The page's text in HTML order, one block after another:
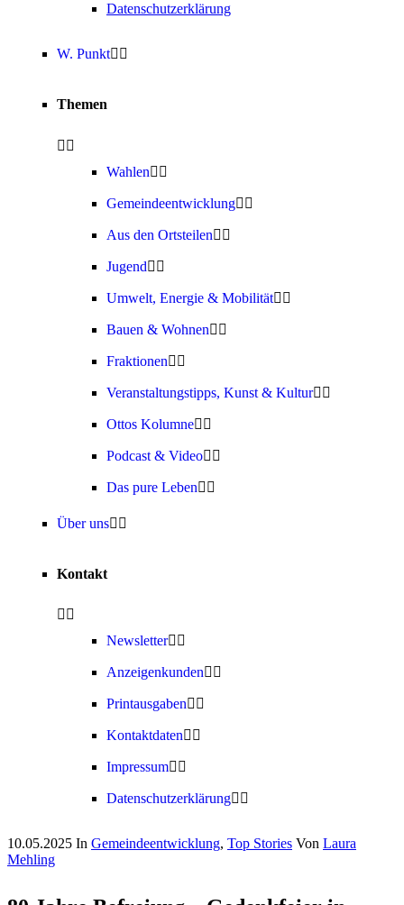
Datenschutzerklärung
W. Punkt
Themen
Wahlen
Gemeindeentwicklung
Aus den Ortsteilen
Jugend
Umwelt, Energie & Mobilität
Bauen & Wohnen
Fraktionen
Veranstaltungstipps, Kunst & Kultur
Ottos Kolumne
Podcast & Video
Das pure Leben
Über uns
Kontakt
Newsletter
Anzeigenkunden
Printausgaben
Kontaktdaten
Impressum
Datenschutzerklärung
10.05.2025 In Gemeindeentwicklung, Top Stories Von Laura
Mehling